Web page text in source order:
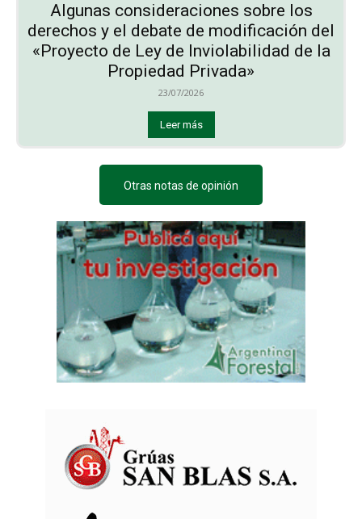
Algunas consideraciones sobre los
derechos y el debate de modificación del
«Proyecto de Ley de Inviolabilidad de la
Propiedad Privada»
23/07/2026
Leer más
Otras notas de opinión